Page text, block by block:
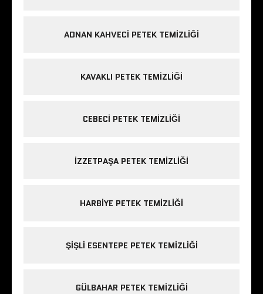
ADNAN KAHVECI PETEK TEMIZLIĞI
KAVAKLI PETEK TEMIZLIĞI
CEBECI PETEK TEMIZLIĞI
IZZETPAŞA PETEK TEMIZLIĞI
HARBIYE PETEK TEMIZLIĞI
ŞIŞLI ESENTEPE PETEK TEMIZLIĞI
GÜLBAHAR PETEK TEMIZLIĞI